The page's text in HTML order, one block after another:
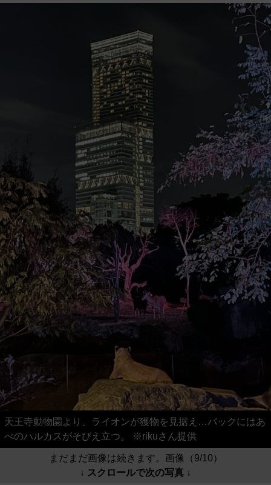
天王寺動物園より、ライオンが獲物を見据え…バックにはあ
べのハルカスがそびえ立つ。 ※rikuさん提供
まだまだ画像は続きます。画像（9/10）
↓ スクロールで次の写真 ↓